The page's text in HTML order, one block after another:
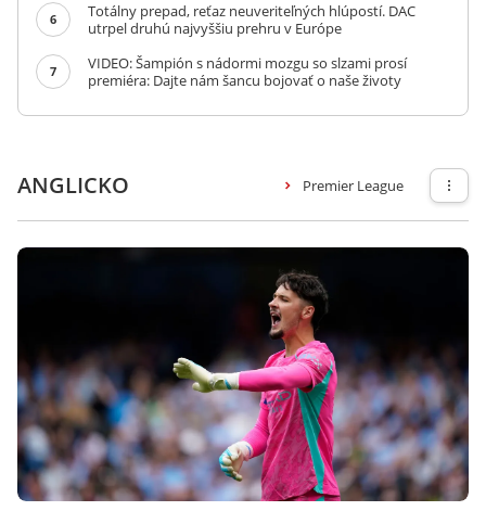
6
Totálny prepad, reťaz neuveriteľných hlúpostí. DAC
utrpel druhú najvyššiu prehru v Európe
7
VIDEO: Šampión s nádormi mozgu so slzami prosí
premiéra: Dajte nám šancu bojovať o naše životy
ANGLICKO Premier League